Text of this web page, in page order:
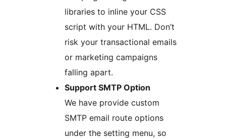
libraries to inline your CSS
script with your HTML. Don’t
risk your transactional emails
or marketing campaigns
falling apart.
Support SMTP Option
We have provide custom
SMTP email route options
under the setting menu, so